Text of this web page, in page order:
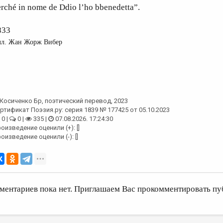
in nome de Ddio l’ho bbenedetta”.
Жан Жорж Вибер
Косиченко Бр, поэтический перевод, 2023
Поэзия.ру: серия 1839 № 177425 от 05.10.2023
0 |
0 | 335 |
07.08.2026. 17:24:30
оценили (+): []
оценили (-): []
пока нет. Приглашаем Вас прокомментировать